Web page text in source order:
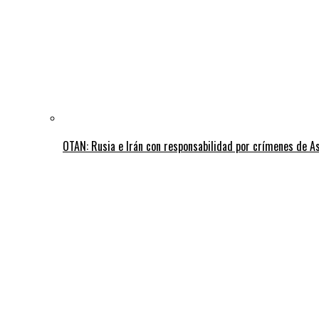
OTAN: Rusia e Irán con responsabilidad por crímenes de